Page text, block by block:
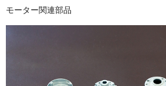
モーター関連部品